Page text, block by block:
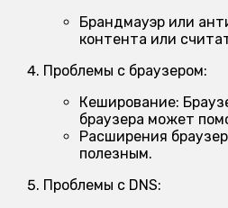
Брандмауэр или
контента или
Проблемы с браузером:
Кеширование:
браузера может
Расширения
полезным.
Проблемы с DNS: